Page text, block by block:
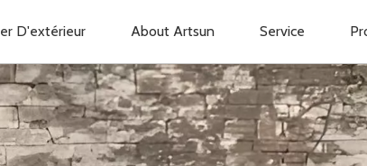
D'extérieur About Artsun Service